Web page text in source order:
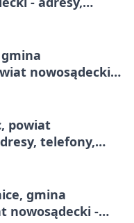
nowosądecki -
powiat
telefony,
gmina
nowosądecki -